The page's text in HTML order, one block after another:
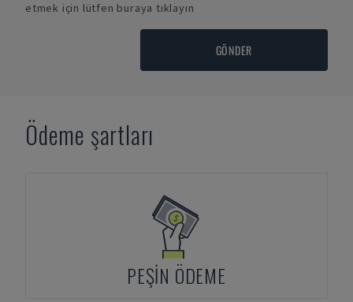
etmek için lütfen buraya tıklayın
GÖNDER
Ödeme şartları
PEŞIN ÖDEME